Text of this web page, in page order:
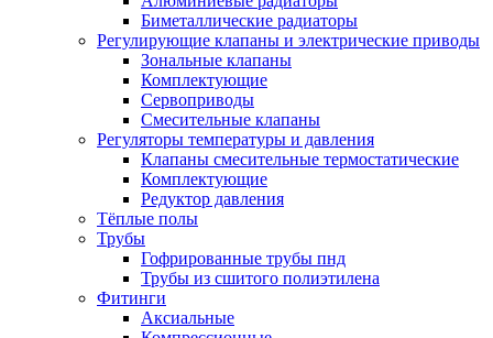
Биметаллические радиаторы
Регулирующие клапаны и электрические приводы
Зональные клапаны
Комплектующие
Сервоприводы
Смесительные клапаны
Регуляторы температуры и давления
Клапаны смесительные термостатические
Комплектующие
Редуктор давления
Тёплые полы
Трубы
Гофрированные трубы пнд
Трубы из сшитого полиэтилена
Фитинги
Аксиальные